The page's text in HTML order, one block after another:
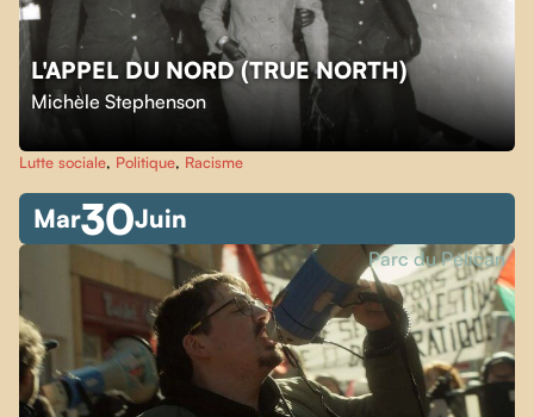
L'APPEL DU NORD (TRUE NORTH)
Michèle Stephenson
Lutte sociale, Politique, Racisme
Mar30Juin
Parc du Pélican